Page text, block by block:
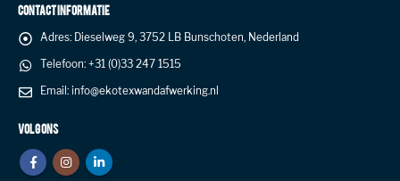
CONTACT INFORMATIE
Adres: Dieselweg 9, 3752 LB Bunschoten, Nederland
Telefoon: +31 (0)33 247 1515
Email: info@ekotexwandafwerking.nl
VOLG ONS